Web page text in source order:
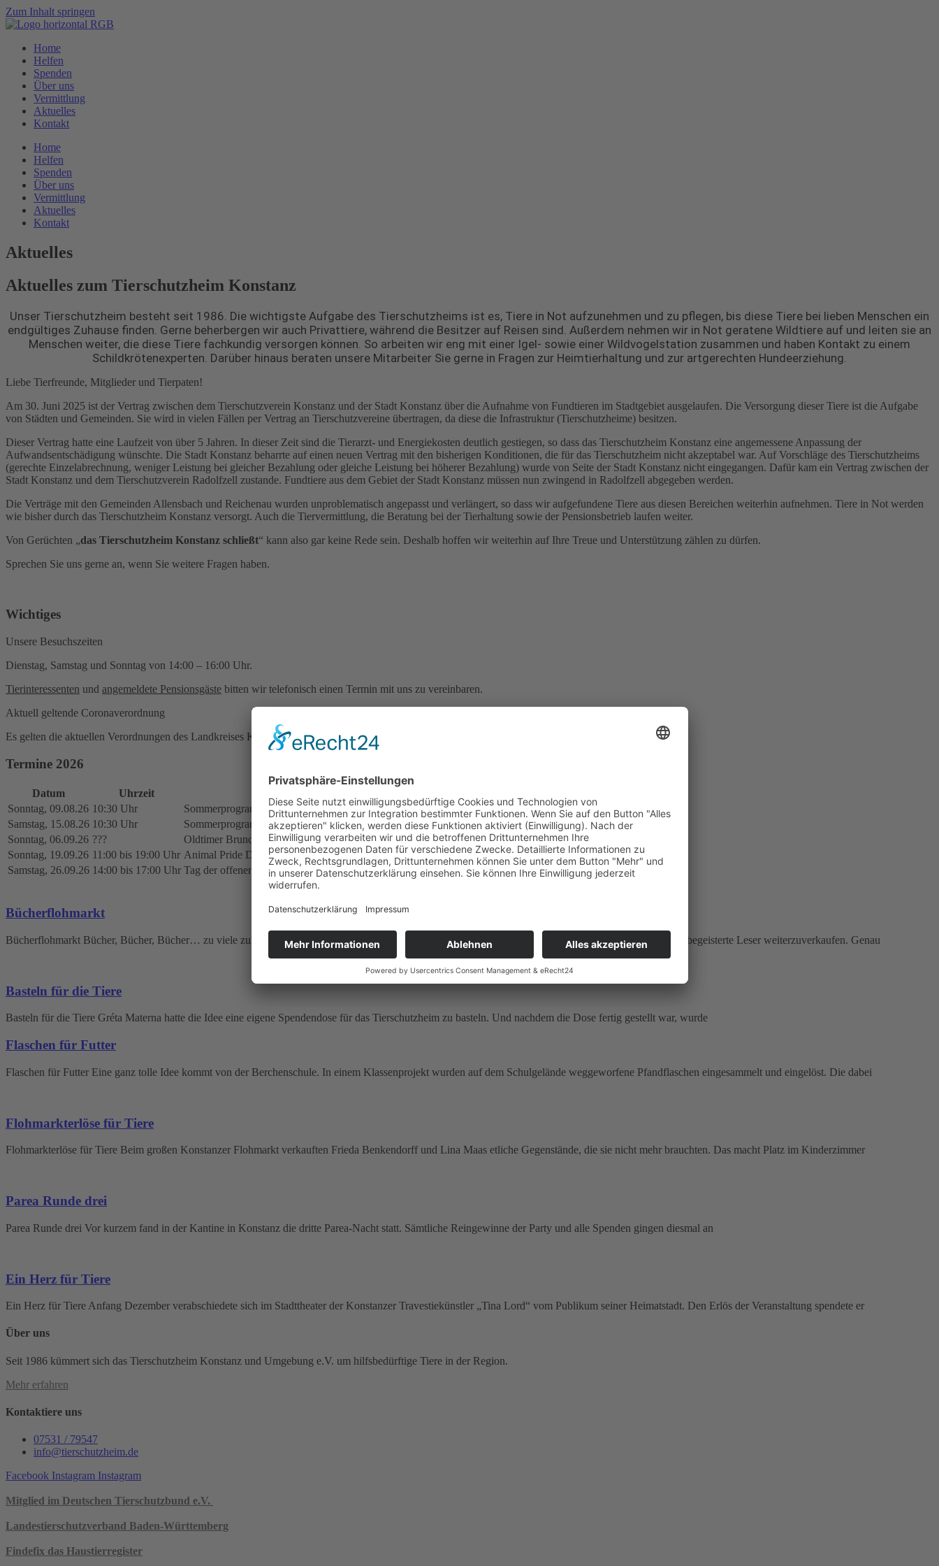
Zum Inhalt springen
Home
Helfen
Spenden
Über uns
Vermittlung
Aktuelles
Kontakt
Home
Helfen
Spenden
Über uns
Vermittlung
Aktuelles
Kontakt
Aktuelles
Aktuelles zum Tierschutzheim Konstanz
Unser Tierschutzheim besteht seit 1986. Die wichtigste Aufgabe des Tierschutzheims ist es, Tiere in Not aufzunehmen und zu pflegen, bis diese Tiere bei lieben Menschen ein
endgültiges Zuhause finden. Gerne beherbergen wir auch Privattiere, während die Besitzer auf Reisen sind. Außerdem nehmen wir in Not geratene Wildtiere auf und leiten sie an
Menschen weiter, die diese Tiere fachkundig versorgen können. So arbeiten wir eng mit einer Igel- sowie einer Wildvogelstation zusammen und haben Kontakt zu einem
Schildkrötenexperten. Darüber hinaus beraten unsere Mitarbeiter Sie gerne in Fragen zur Heimtierhaltung und zur artgerechten Hundeerziehung.
Liebe Tierfreunde, Mitglieder und Tierpaten!
Am 30. Juni 2025 ist der Vertrag zwischen dem Tierschutzverein Konstanz und der Stadt Konstanz über die Aufnahme von Fundtieren im Stadtgebiet ausgelaufen. Die Versorgung dieser Tiere ist die Aufgabe
von Städten und Gemeinden. Sie wird in vielen Fällen per Vertrag an Tierschutzvereine übertragen, da diese die Infrastruktur (Tierschutzheime) besitzen.
Dieser Vertrag hatte eine Laufzeit von über 5 Jahren. In dieser Zeit sind die Tierarzt- und Energiekosten deutlich gestiegen, so dass das Tierschutzheim Konstanz eine angemessene Anpassung der
Aufwandsentschädigung wünschte. Die Stadt Konstanz beharrte auf einen neuen Vertrag mit den bisherigen Konditionen, die für das Tierschutzheim nicht akzeptabel war. Auf Vorschläge des Tierschutzheims
(gerechte Einzelabrechnung, weniger Leistung bei gleicher Bezahlung oder gleiche Leistung bei höherer Bezahlung) wurde von Seite der Stadt Konstanz nicht eingegangen. Dafür kam ein Vertrag zwischen der
Stadt Konstanz und dem Tierschutzverein Radolfzell zustande. Fundtiere aus dem Gebiet der Stadt Konstanz müssen nun zwingend in Radolfzell abgegeben werden.
Die Verträge mit den Gemeinden Allensbach und Reichenau wurden unproblematisch angepasst und verlängert, so dass wir aufgefundene Tiere aus diesen Bereichen weiterhin aufnehmen. Tiere in Not werden
wie bisher durch das Tierschutzheim Konstanz versorgt. Auch die Tiervermittlung, die Beratung bei der Tierhaltung sowie der Pensionsbetrieb laufen weiter.
Von Gerüchten „das Tierschutzheim Konstanz schließt“ kann also gar keine Rede sein. Deshalb hoffen wir weiterhin auf Ihre Treue und Unterstützung zählen zu dürfen.
Sprechen Sie uns gerne an, wenn Sie weitere Fragen haben.
Wichtiges
Unsere Besuchszeiten
Dienstag, Samstag und Sonntag von 14:00 – 16:00 Uhr.
Tierinteressenten und angemeldete Pensionsgäste bitten wir telefonisch einen Termin mit uns zu vereinbaren.
Aktuell geltende Coronaverordnung
Es gelten die aktuellen Verordnungen des Landkreises Konstanz.
Termine 2026
Datum Uhrzeit
Sonntag, 09.08.26 10:30 Uhr
Sommerprogramm: Informative Führung durchs Tierschutzheim
Samstag, 15.08.26 10:30 Uhr
Sommerprogramm: Informative Führung durchs Tierschutzheim
Sonntag, 06.09.26 ???
Oldtimer Brunch, Hafen Konstanz
Sonntag, 19.09.26 11:00 bis 19:00 Uhr Animal Pride Day, Stadtgarten Konstanz
Samstag, 26.09.26 14:00 bis 17:00 Uhr Tag der offenen Tür im Tierschutzheim
Bücherflohmarkt
Bücherflohmarkt Bücher, Bücher, Bücher… zu viele zum Aufbewahren, zu schade zum Wegwerfen, aber perfekt,um sie für einen guten Zweck an andere begeisterte Leser weiterzuverkaufen. Genau
Basteln für die Tiere
Basteln für die Tiere Gréta Materna hatte die Idee eine eigene Spendendose für das Tierschutzheim zu basteln. Und nachdem die Dose fertig gestellt war, wurde
Flaschen für Futter
Flaschen für Futter Eine ganz tolle Idee kommt von der Berchenschule. In einem Klassenprojekt wurden auf dem Schulgelände weggeworfene Pfandflaschen eingesammelt und eingelöst. Die dabei
Flohmarkterlöse für Tiere
Flohmarkterlöse für Tiere Beim großen Konstanzer Flohmarkt verkauften Frieda Benkendorff und Lina Maas etliche Gegenstände, die sie nicht mehr brauchten. Das macht Platz im Kinderzimmer
Parea Runde drei
Parea Runde drei Vor kurzem fand in der Kantine in Konstanz die dritte Parea-Nacht statt. Sämtliche Reingewinne der Party und alle Spenden gingen diesmal an
Ein Herz für Tiere
Ein Herz für Tiere Anfang Dezember verabschiedete sich im Stadttheater der Konstanzer Travestiekünstler „Tina Lord“ vom Publikum seiner Heimatstadt. Den Erlös der Veranstaltung spendete er
Über uns
Seit 1986 kümmert sich das Tierschutzheim Konstanz und Umgebung e.V. um hilfsbedürftige Tiere in der Region.
Mehr erfahren
Kontaktiere uns
07531 / 79547
info@tierschutzheim.de
Facebook Instagram Instagram
Mitglied im Deutschen Tierschutzbund e.V.
Landestierschutzverband Baden-Württemberg
Findefix das Haustierregister